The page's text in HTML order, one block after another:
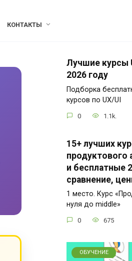
КОНТАКТЫ
Лучшие курсы
2026 году
Подборка
курсов по UX/UI
0 1.1k.
15+ лучших
продуктового
и бесплатные
сравнение,
1 место. Курс
нуля до middle»
0 675
ОБУЧЕНИЕ